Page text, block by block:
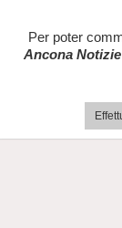
Per poter
Ancona Notizie